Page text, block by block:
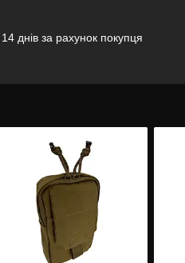
днів за рахунок покупця